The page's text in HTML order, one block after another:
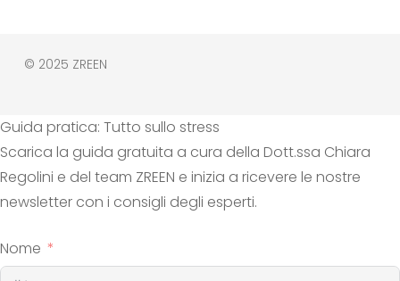
© 2025 ZREEN
Guida pratica: Tutto sullo stress
Scarica la guida gratuita a cura della Dott.ssa Chiara
Regolini e del team ZREEN e inizia a ricevere le nostre
newsletter con i consigli degli esperti.
Nome